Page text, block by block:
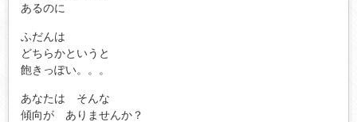
あるのに
ふだんは
どちらかというと
飽きっぽい。。。
あなたは そんな
傾向が ありませんか？